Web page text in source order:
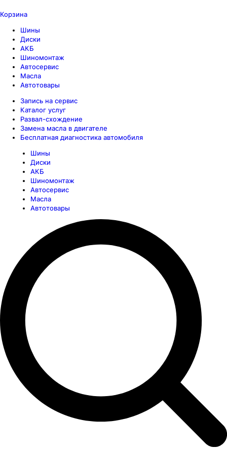
Корзина
Шины
Диски
АКБ
Шиномонтаж
Автосервис
Масла
Автотовары
Запись на сервис
Каталог услуг
Развал-схождение
Замена масла в двигателе
Бесплатная диагностика автомобиля
Шины
Диски
АКБ
Шиномонтаж
Автосервис
Масла
Автотовары